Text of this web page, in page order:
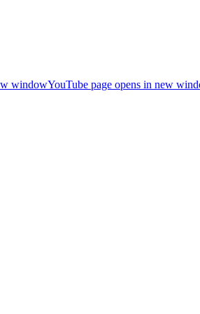
windowYouTube page opens in new